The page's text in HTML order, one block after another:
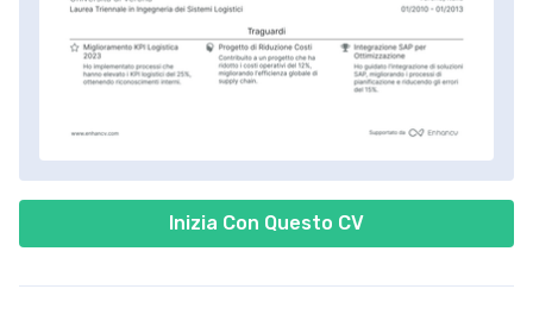
Inizia Con Questo CV